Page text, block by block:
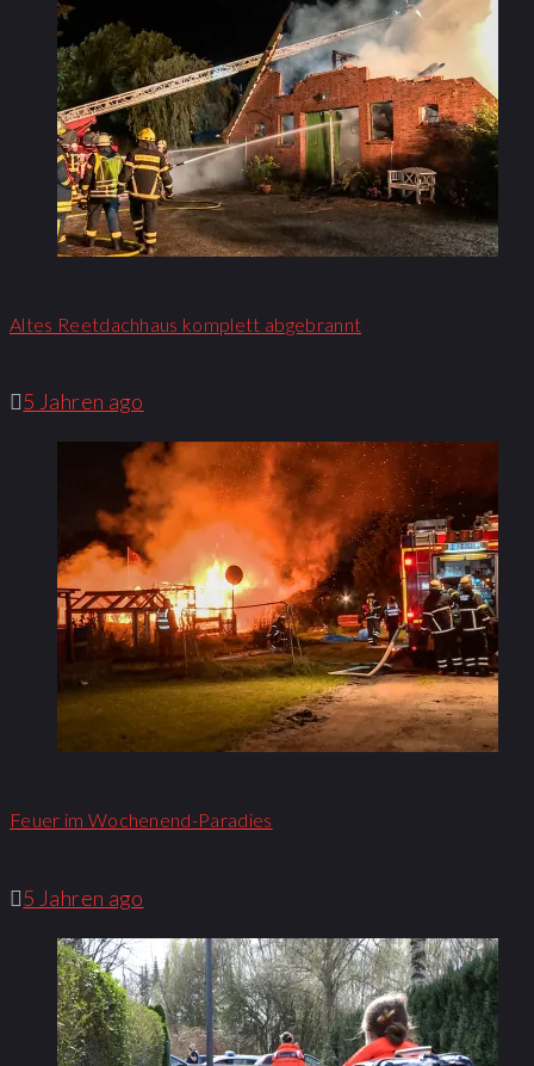
Altes Reetdachhaus komplett abgebrannt
5 Jahren ago
Feuer im Wochenend-Paradies
5 Jahren ago